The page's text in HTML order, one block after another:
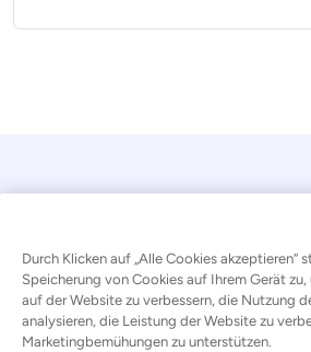
© 2026 Kaseya. Alle Rechte
Deutsch
Durch Klicken auf „Alle Cookies akzeptieren“
Speicherung von Cookies auf Ihrem Gerät
auf der Website zu verbessern, die Nutzung
analysieren, die Leistung der Website zu
Marketingbemühungen zu unterstützen.